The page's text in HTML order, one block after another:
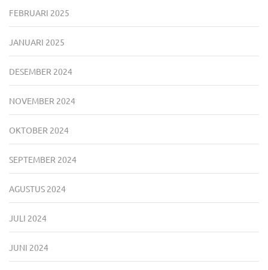
FEBRUARI 2025
JANUARI 2025
DESEMBER 2024
NOVEMBER 2024
OKTOBER 2024
SEPTEMBER 2024
AGUSTUS 2024
JULI 2024
JUNI 2024